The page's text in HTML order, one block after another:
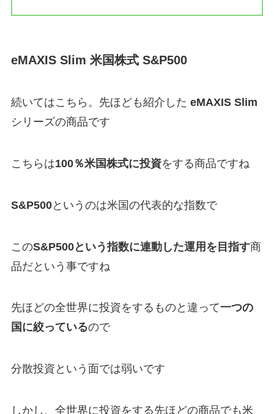
eMAXIS Slim 米国株式 S&P500
続いてはこちら。先ほども紹介した eMAXIS Slim
シリーズの商品です
こちらは100％米国株式に投資をする商品ですね
S&P500というのは米国の代表的な指数で
このS&P500という指数に連動した運用を目指す商
品だという事ですね
先ほどの全世界に投資をするものと違って一つの
国に絞っているので
分散投資という面では弱いです
しかし、全世界に投資をする先ほどの商品でも米